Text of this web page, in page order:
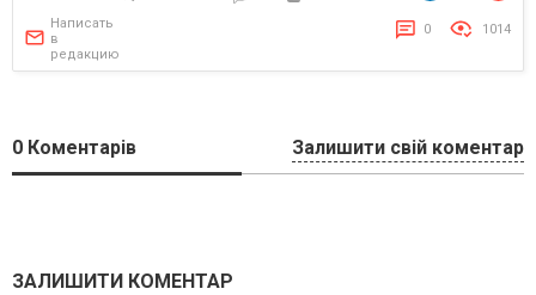
Написать
в
редакцию
0 1014
0 Коментарів Залишити свій коментар
ЗАЛИШИТИ КОМЕНТАР